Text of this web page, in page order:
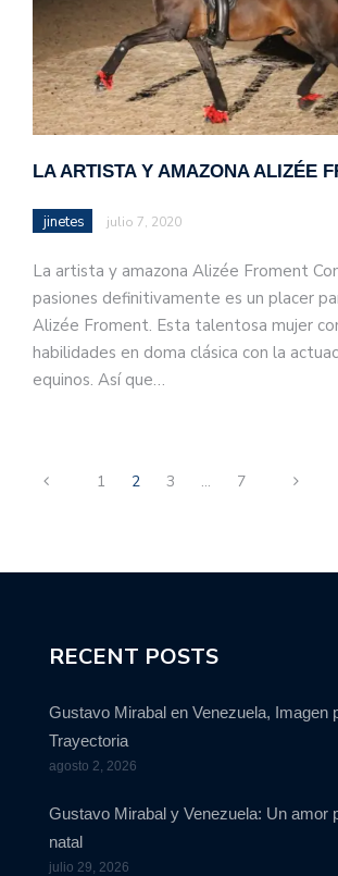
LA ARTISTA Y AMAZONA ALIZÉE
jinetes julio 7, 2020
La artista y amazona Alizée Froment
pasiones definitivamente es un placer
Alizée Froment. Esta talentosa mujer
habilidades en doma clásica con la
equinos. Así que…
1 2 3 … 7
RECENT POSTS
Gustavo Mirabal en Venezuela, Imagen
Trayectoria
agosto 2, 2026
Gustavo Mirabal y Venezuela: Un amor
natal
julio 29, 2026